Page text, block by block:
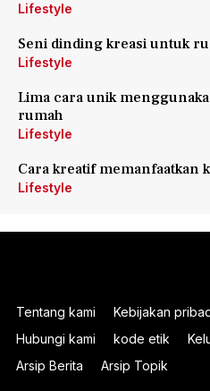
Lifestyle
Seni dinding kreasi untuk
Lifestyle
Lima cara unik
rumah
Lifestyle
Cara kreatif memanfaatkan
Lifestyle
Tentang kami Kebijakan
Hubungi kami
kode etik
Arsip Berita
Arsip Topik